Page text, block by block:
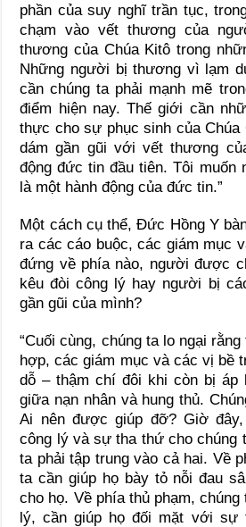
phần của suy nghĩ trần tục,
chạm vào vết thương của
thương của Chúa Kitô trong
Những người bị thương vì lạm
cần chúng ta phải mạnh mẽ
điểm hiện nay. Thế giới cần
thực cho sự phục sinh của
dám gần gũi với vết thương
động đức tin đầu tiên. Tôi muốn
là một hành động của đức tin.”
Một cách cụ thể, Đức Hồng Y
ra các cáo buộc, các giám mục
đứng về phía nào, người được
kêu đòi công lý hay người bị
gần gũi của mình?
“Cuối cùng, chúng ta lo ngại
hợp, các giám mục và các vị bề
dỗ – thậm chí đôi khi còn bị áp
giữa nạn nhân và hung thủ.
Ai nên được giúp đỡ? Giờ
công lý và sự tha thứ cho chúng
ta phải tập trung vào cả hai. Về
ta cần giúp họ bày tỏ nỗi đau
cho họ. Về phía thủ phạm,
lý, cần giúp họ đối mặt với sự